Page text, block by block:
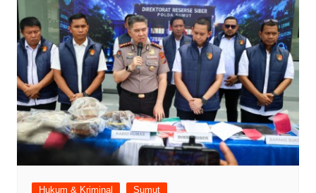
Hukum & Kriminal Sumut